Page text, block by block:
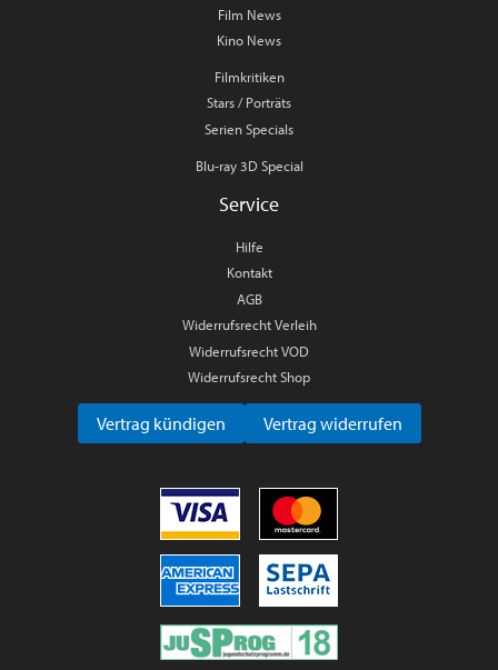
Film News
Kino News
Filmkritiken
Stars / Porträts
Serien Specials
Blu-ray 3D Special
Service
Hilfe
Kontakt
AGB
Widerrufsrecht Verleih
Widerrufsrecht VOD
Widerrufsrecht Shop
Vertrag kündigen Vertrag widerrufen